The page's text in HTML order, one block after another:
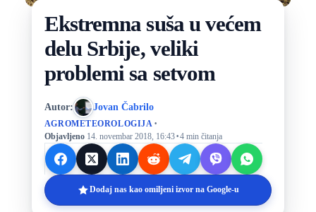
Ekstremna suša u većem
delu Srbije, veliki
problemi sa setvom
Autor: Jovan Čabrilo
AGROMETEOROLOGIJA ·
Objavljeno 14. novembar 2018, 16:43·4 min čitanja
Dodaj nas kao omiljeni izvor na Google-u